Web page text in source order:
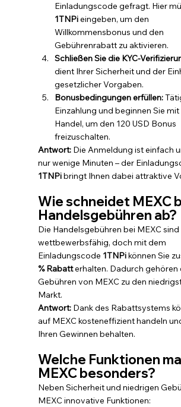
Einladungscode gefragt. Hier
1TNPi eingeben, um den
Willkommensbonus und den
Gebührenrabatt zu aktivieren.
Schließen Sie die KYC-
dient Ihrer Sicherheit und der
gesetzlicher Vorgaben.
Bonusbedingungen erfüllen:
Einzahlung und beginnen Sie
Handel, um den 120 USD Bonus
freizuschalten.
Antwort: Die Anmeldung ist einfach
nur wenige Minuten – der
1TNPi bringt Ihnen dabei attraktive
Wie schneidet MEXC
Handelsgebühren ab?
Die Handelsgebühren bei MEXC
wettbewerbsfähig, doch mit dem
Einladungscode 1TNPi können Sie
% Rabatt erhalten. Dadurch gehören
Gebühren von MEXC zu den
Markt.
Antwort: Dank des Rabattsystems
auf MEXC kosteneffizient handeln
Ihren Gewinnen behalten.
Welche Funktionen
MEXC besonders?
Neben Sicherheit und niedrigen
MEXC innovative Funktionen: